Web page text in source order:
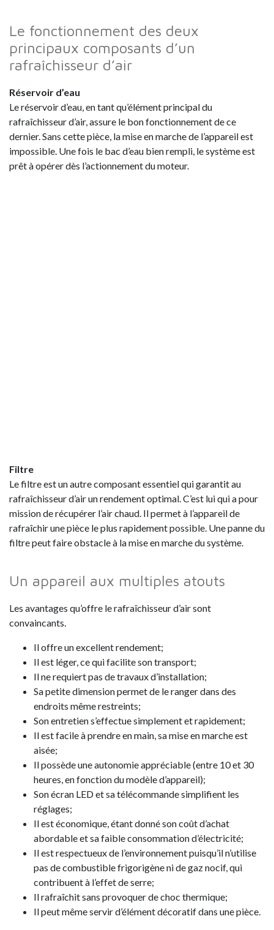
Le fonctionnement des deux
principaux composants d’un
rafraîchisseur d’air
Réservoir d’eau
Le réservoir d’eau, en tant qu’élément principal du
rafraîchisseur d’air, assure le bon fonctionnement de ce
dernier. Sans cette pièce, la mise en marche de l’appareil est
impossible. Une fois le bac d’eau bien rempli, le système est
prêt à opérer dès l’actionnement du moteur.
Filtre
Le filtre est un autre composant essentiel qui garantit au
rafraîchisseur d’air un rendement optimal. C’est lui qui a pour
mission de récupérer l’air chaud. Il permet à l’appareil de
rafraîchir une pièce le plus rapidement possible. Une panne du
filtre peut faire obstacle à la mise en marche du système.
Un appareil aux multiples atouts
Les avantages qu’offre le rafraîchisseur d’air sont
convaincants.
Il offre un excellent rendement;
Il est léger, ce qui facilite son transport;
Il ne requiert pas de travaux d’installation;
Sa petite dimension permet de le ranger dans des
endroits même restreints;
Son entretien s’effectue simplement et rapidement;
Il est facile à prendre en main, sa mise en marche est
aisée;
Il possède une autonomie appréciable (entre 10 et 30
heures, en fonction du modèle d’appareil);
Son écran LED et sa télécommande simplifient les
réglages;
Il est économique, étant donné son coût d’achat
abordable et sa faible consommation d’électricité;
Il est respectueux de l’environnement puisqu’il n’utilise
pas de combustible frigorigène ni de gaz nocif, qui
contribuent à l’effet de serre;
Il rafraîchit sans provoquer de choc thermique;
Il peut même servir d’élément décoratif dans une pièce.